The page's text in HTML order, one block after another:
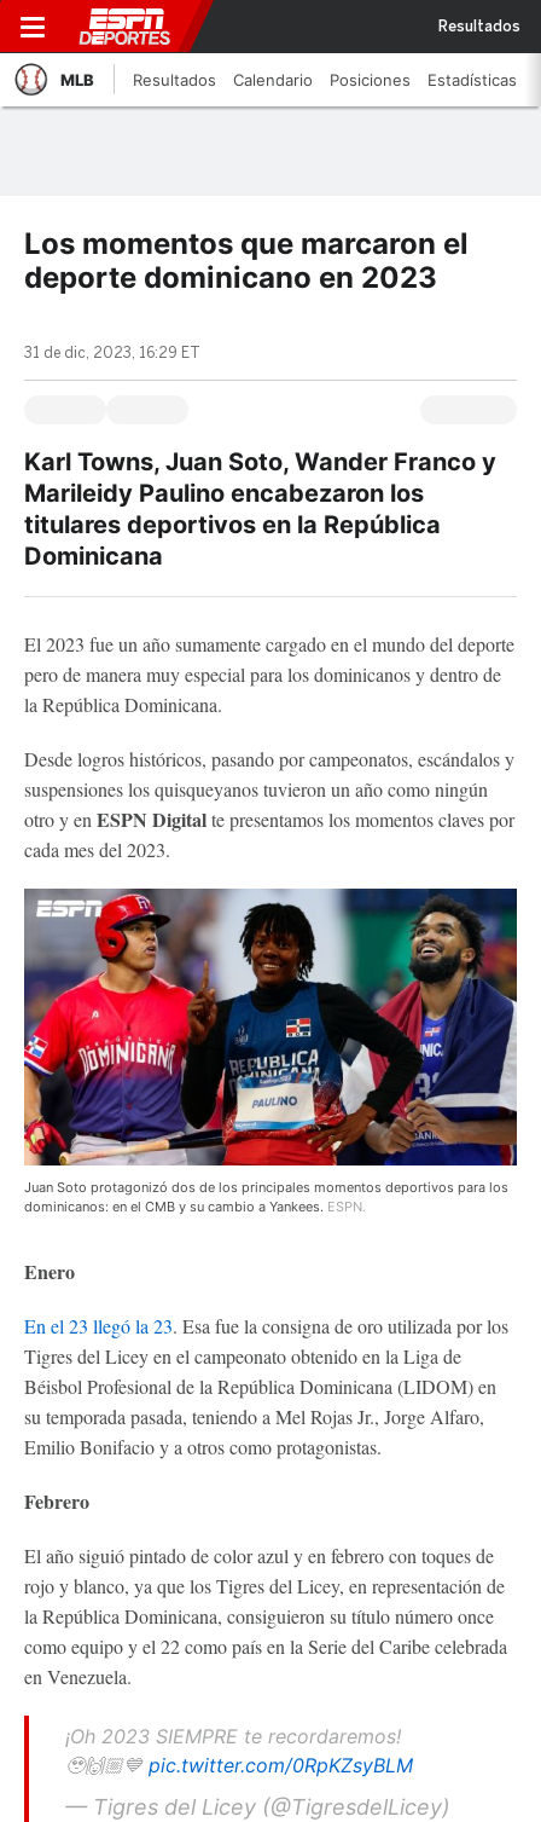
Resultados
MLB Resultados Calendario Posiciones Estadísticas
Los momentos que marcaron el
deporte dominicano en 2023
31 de dic, 2023, 16:29 ET
Karl Towns, Juan Soto, Wander Franco y
Marileidy Paulino encabezaron los
titulares deportivos en la República
Dominicana
El 2023 fue un año sumamente cargado en el mundo del deporte
pero de manera muy especial para los dominicanos y dentro de
la República Dominicana.
Desde logros históricos, pasando por campeonatos, escándalos y
suspensiones los quisqueyanos tuvieron un año como ningún
otro y en ESPN Digitalte presentamos los momentos claves por
cada mes del 2023.
Juan Soto protagonizó dos de los principales momentos deportivos para los
dominicanos: en el CMB y su cambio a Yankees. ESPN.
Enero
En el 23 llegó la 23. Esa fue la consigna de oro utilizada por los
Tigres del Licey en el campeonato obtenido en la Liga de
Béisbol Profesional de la República Dominicana (LIDOM) en
su temporada pasada, teniendo a Mel Rojas Jr., Jorge Alfaro,
Emilio Bonifacio y a otros como protagonistas.
Febrero
El año siguió pintado de color azul y en febrero con toques de
rojo y blanco, ya que los Tigres del Licey, en representación de
la República Dominicana, consiguieron su título número once
como equipo y el 22 como país en la Serie del Caribe celebrada
en Venezuela.
¡Oh 2023 SIEMPRE te recordaremos!
🥹🙌🏼💙 pic.twitter.com/0RpKZsyBLM
— Tigres del Licey (@TigresdelLicey)